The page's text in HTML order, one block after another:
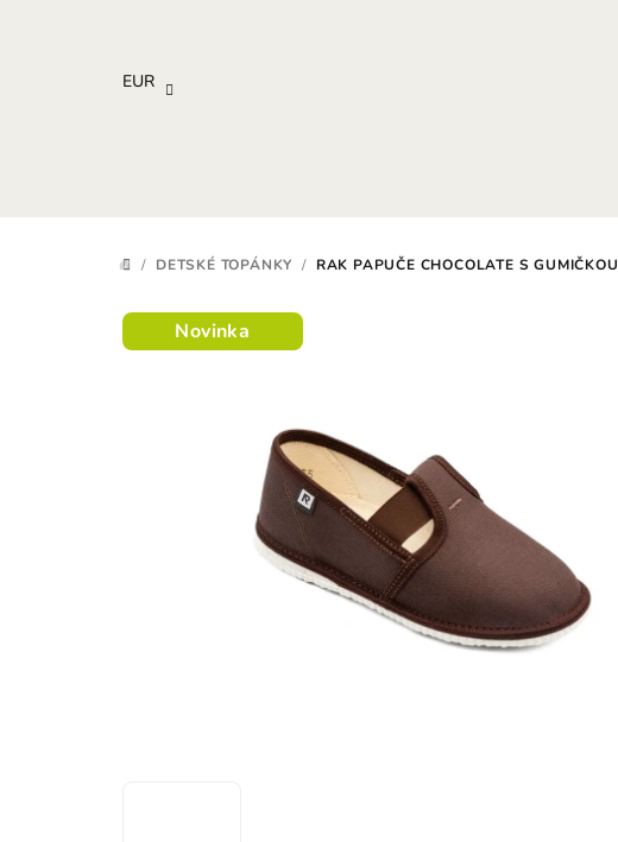
EUR
DOMOV
/ DETSKÉ TOPÁNKY / RAK PAPUČE CHOCOLATE S GUMIČKOU
Novinka